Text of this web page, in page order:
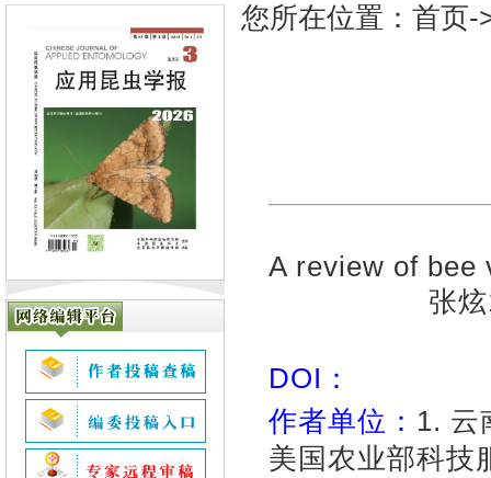
您所在位置： 首页-
A review of bee
张
DOI：
作者单位： 1. 云
美国农业部科技